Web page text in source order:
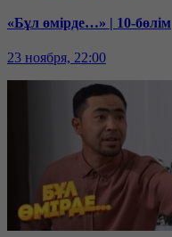
«Бұл өмірде…» | 10-бөлім
23 ноября, 22:00